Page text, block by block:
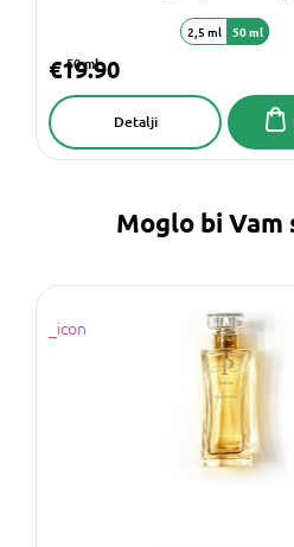
50 ml
€19.90
Detalji
2,5 ml 50 ml
Moglo bi Vam